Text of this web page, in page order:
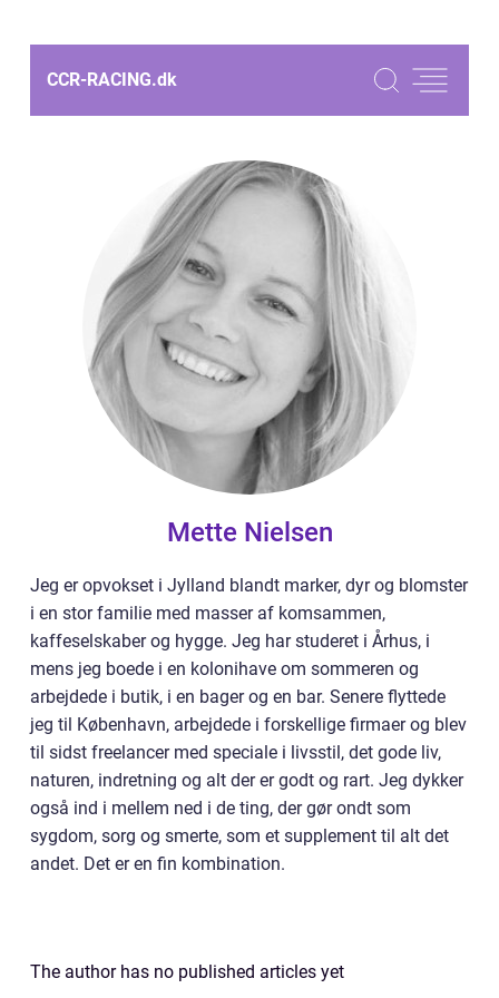
CCR-RACING.dk
Mette Nielsen
Jeg er opvokset i Jylland blandt marker, dyr og blomster
i en stor familie med masser af komsammen,
kaffeselskaber og hygge. Jeg har studeret i Århus, i
mens jeg boede i en kolonihave om sommeren og
arbejdede i butik, i en bager og en bar. Senere flyttede
jeg til København, arbejdede i forskellige firmaer og blev
til sidst freelancer med speciale i livsstil, det gode liv,
naturen, indretning og alt der er godt og rart. Jeg dykker
også ind i mellem ned i de ting, der gør ondt som
sygdom, sorg og smerte, som et supplement til alt det
andet. Det er en fin kombination.
The author has no published articles yet